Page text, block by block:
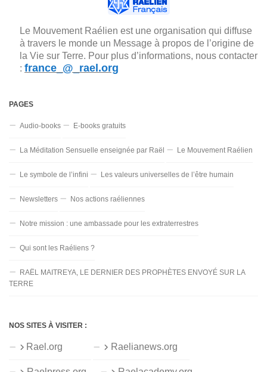
Le Mouvement Raélien est une organisation qui diffuse
à travers le monde un Message à propos de l’origine de
la Vie sur Terre. Pour plus d’informations, nous contacter
: france_@_rael.org
PAGES
Audio-books E-books gratuits
La Méditation Sensuelle enseignée par Raël Le Mouvement Raélien
Le symbole de l’infini Les valeurs universelles de l’être humain
Newsletters Nos actions raéliennes
Notre mission : une ambassade pour les extraterrestres
Qui sont les Raéliens ?
RAËL MAITREYA, LE DERNIER DES PROPHÈTES ENVOYÉ SUR LA
TERRE
NOS SITES À VISITER :
Rael.org Raelianews.org